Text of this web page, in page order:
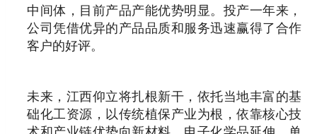
中间体，目前产品产能优势明显。投产一年来，
公司凭借优异的产品品质和服务迅速赢得了合作
客户的好评。
未来，江西仰立将扎根新干，依托当地丰富的基
础化工资源，以传统植保产业为根，依靠核心技